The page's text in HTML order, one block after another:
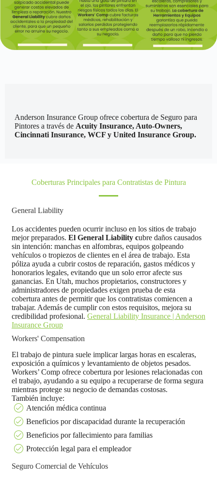
Anderson Insurance Group ofrece cobertura de Seguro para
Pintores a través de Acuity Insurance, Auto-Owners,
Cincinnati Insurance, WCF y United Insurance Group.
Coberturas Principales para Contratistas de Pintura
General Liability
Los accidentes pueden ocurrir incluso en los sitios de trabajo
mejor preparados. El General Liability cubre daños causados
sin intención: manchas en alfombras, equipos golpeando
vehículos o tropiezos de clientes en el área de trabajo. Esta
póliza ayuda a cubrir costos de reparación, gastos médicos y
honorarios legales, evitando que un solo error afecte sus
ganancias. En Utah, muchos propietarios, constructores y
administradores de propiedades exigen prueba de esta
cobertura antes de permitir que los contratistas comiencen a
trabajar. Además de cumplir con estos requisitos, mejora su
credibilidad profesional. General Liability Insurance | Anderson
Insurance Group
Workers' Compensation
El trabajo de pintura suele implicar largas horas en escaleras,
exposición a químicos y levantamiento de objetos pesados.
Workers’ Comp ofrece cobertura por lesiones relacionadas con
el trabajo, ayudando a su equipo a recuperarse de forma segura
mientras protege su negocio de demandas costosas.
También incluye:
Atención médica continua
Beneficios por discapacidad durante la recuperación
Beneficios por fallecimiento para familias
Protección legal para el empleador
Seguro Comercial de Vehículos